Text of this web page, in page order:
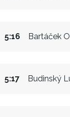
Bartáček
5:16
Budinský
5:17